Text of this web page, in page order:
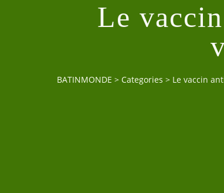
Le
BATINMONDE > Categories > Le vaccin